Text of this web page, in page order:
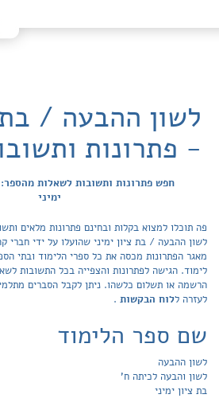
לשון ההבעה / בת
- פתרונות
חפש פתרונות ותשובות לשאלות
ימיני
פה תוכלו למצוא בקלות ובחינם פתרונות מלאים
לימוד. הגישה לפתרונות והצפייה בכל התשובות
הרשמה או תשלום כלשהו. ניתן לקבל הסברים
לעזרה ללוח הבקשות .
שם ספר הלימוד
לשון ההבעה
לשון והבעה לכיתה ח'
בת ציון ימיני